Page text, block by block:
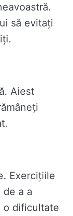
să evitați
Aiest
Exercițiile
a a
o dificultate